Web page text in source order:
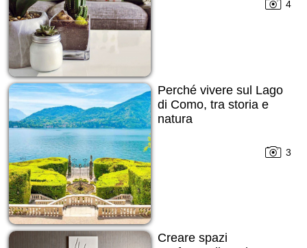
4
Perché vivere sul Lago
di Como, tra storia e
natura
3
Creare spazi